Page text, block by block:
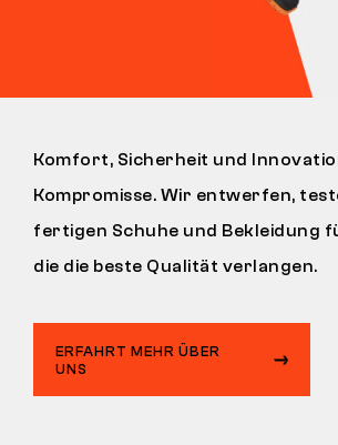
Komfort, Sicherheit und
Kompromisse. Wir entwerfen,
fertigen Schuhe und Bekleidung
die die beste Qualität verlangen.
ERFAHRT MEHR ÜBER
UNS